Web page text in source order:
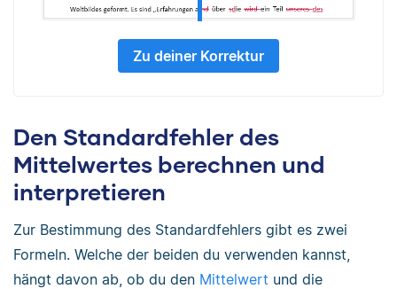
Zu deiner Korrektur
Den Standardfehler des
Mittelwertes berechnen und
interpretieren
Zur Bestimmung des Standardfehlers gibt es zwei
Formeln. Welche der beiden du verwenden kannst,
hängt davon ab, ob du den Mittelwert und die